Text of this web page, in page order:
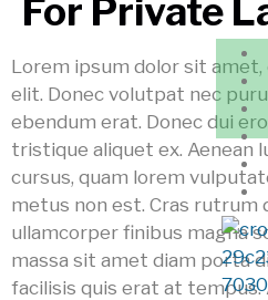
For Private
Lorem ipsum dolor sit
elit. Donec volutpat nec
ebendum erat. Donec dui
tristique aliquet ex. Aenean
cursus, quam lorem
metus non est. Cras
ullamcorper finibus magna
massa sit amet diam porta
facilisis quis erat at tempus.